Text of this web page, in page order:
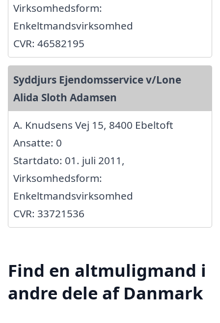
Virksomhedsform:
Enkeltmandsvirksomhed
CVR: 46582195
Syddjurs Ejendomsservice v/Lone
Alida Sloth Adamsen
A. Knudsens Vej 15, 8400 Ebeltoft
Ansatte: 0
Startdato: 01. juli 2011,
Virksomhedsform:
Enkeltmandsvirksomhed
CVR: 33721536
Find en altmuligmand i
andre dele af Danmark